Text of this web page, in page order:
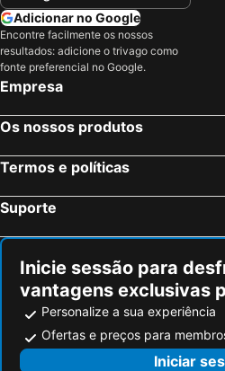
Adicionar no Google
Encontre facilmente os nossos
resultados: adicione o trivago como
fonte preferencial no Google.
Empresa
Os nossos produtos
Termos e políticas
Suporte
Inicie sessão para
vantagens exclusivas
Personalize a sua experiência
Ofertas e preços para
Iniciar